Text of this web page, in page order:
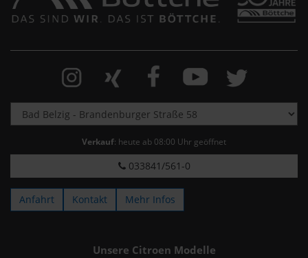
Verkauf: heute ab 08:00 Uhr geöffnet
033841/561-0
Anfahrt Kontakt Mehr Infos
Unsere Citroen Modelle